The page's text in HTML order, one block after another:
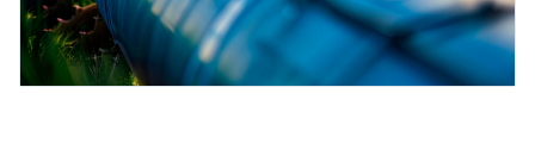
l'application
Device Viewer
Mesure du niveau par barrière à
micro-ondes
Analyseurs de dureté, fer, etc.
Photomètres de process
décisionnels